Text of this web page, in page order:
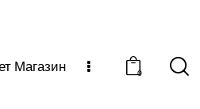
Магазин 0